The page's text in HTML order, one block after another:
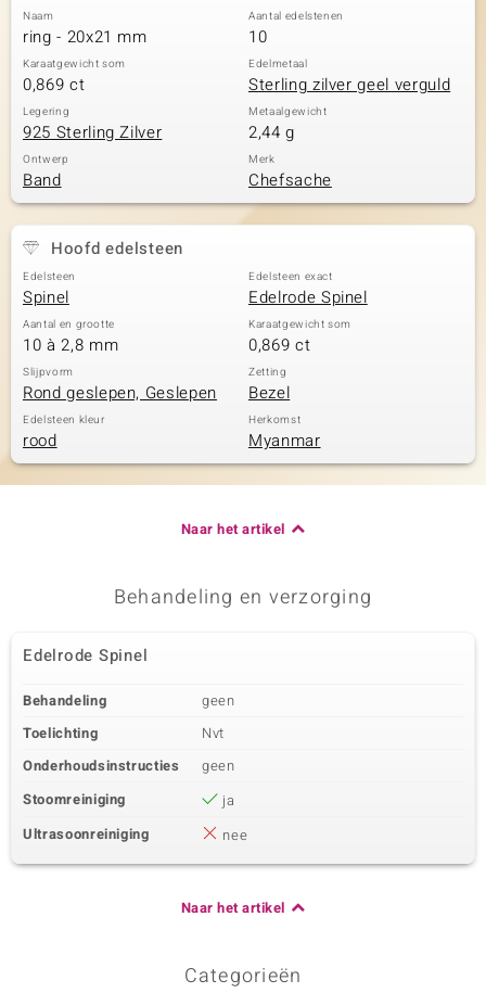
Naam
ring - 20x21 mm
Aantal edelstenen
10
Karaatgewicht som
0,869 ct
Edelmetaal
Sterling zilver geel verguld
Legering
925 Sterling Zilver
Metaalgewicht
2,44 g
Ontwerp
Band
Merk
Chefsache
Hoofd edelsteen
Edelsteen
Spinel
Edelsteen exact
Edelrode Spinel
Aantal en grootte
10 à 2,8 mm
Karaatgewicht som
0,869 ct
Slijpvorm
Rond geslepen, Geslepen
Zetting
Bezel
Edelsteen kleur
rood
Herkomst
Myanmar
Naar het artikel
Behandeling en verzorging
Edelrode Spinel
Behandeling
geen
Toelichting
Nvt
Onderhoudsinstructies
geen
Stoomreiniging
ja
Ultrasoonreiniging
nee
Naar het artikel
Categorieën